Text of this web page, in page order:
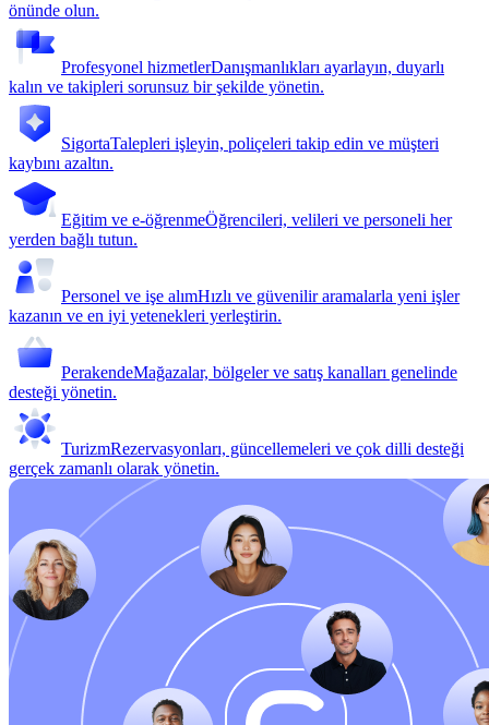
önünde olun.
Profesyonel hizmetlerDanışmanlıkları ayarlayın, duyarlı
kalın ve takipleri sorunsuz bir şekilde yönetin.
SigortaTalepleri işleyin, poliçeleri takip edin ve müşteri
kaybını azaltın.
Eğitim ve e-öğrenmeÖğrencileri, velileri ve personeli her
yerden bağlı tutun.
Personel ve işe alımHızlı ve güvenilir aramalarla yeni işler
kazanın ve en iyi yetenekleri yerleştirin.
PerakendeMağazalar, bölgeler ve satış kanalları genelinde
desteği yönetin.
TurizmRezervasyonları, güncellemeleri ve çok dilli desteği
gerçek zamanlı olarak yönetin.